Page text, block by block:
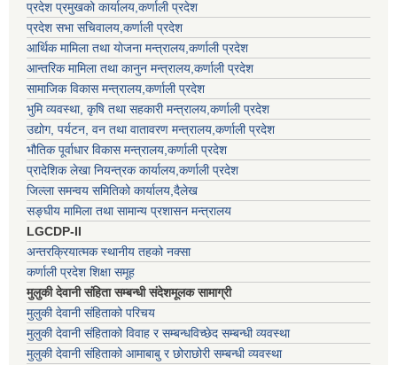
प्रदेश प्रमुखको कार्यालय,कर्णाली प्रदेश
प्रदेश सभा सचिवालय,कर्णाली प्रदेश
आर्थिक मामिला तथा योजना मन्त्रालय,कर्णाली प्रदेश
आन्तरिक मामिला तथा कानुन मन्त्रालय,कर्णाली प्रदेश
सामाजिक विकास मन्त्रालय,कर्णाली प्रदेश
भुमि व्यवस्था, कृषि तथा सहकारी मन्त्रालय,कर्णाली प्रदेश
उद्योग, पर्यटन, वन तथा वातावरण मन्त्रालय,कर्णाली प्रदेश
भौतिक पूर्वाधार विकास मन्त्रालय,कर्णाली प्रदेश
प्रादेशिक लेखा नियन्त्रक कार्यालय,कर्णाली प्रदेश
जिल्ला समन्वय समितिको कार्यालय,दैलेख
सङ्घीय मामिला तथा सामान्य प्रशासन मन्त्रालय
LGCDP-II
अन्तरक्रियात्मक स्थानीय तहको नक्सा
कर्णाली प्रदेश शिक्षा समूह
मुलुकी देवानी संहिता सम्बन्धी संदेशमूलक सामाग्री
मुलुकी देवानी संहिताको परिचय
मुलुकी देवानी संहिताको विवाह र सम्बन्धविच्छेद सम्बन्धी व्यवस्था
मुलुकी देवानी संहिताको आमाबाबु र छोराछोरी सम्बन्धी व्यवस्था